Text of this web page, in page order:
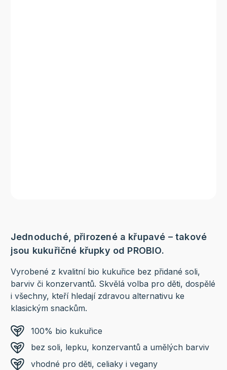
Jednoduché, přirozené a křupavé – takové
jsou kukuřičné křupky od PROBIO.
Vyrobené z kvalitní bio kukuřice bez přidané soli,
barviv či konzervantů. Skvělá volba pro děti, dospělé
i všechny, kteří hledají zdravou alternativu ke
klasickým snackům.
100% bio kukuřice
bez soli, lepku, konzervantů a umělých barviv
vhodné pro děti, celiaky i vegany